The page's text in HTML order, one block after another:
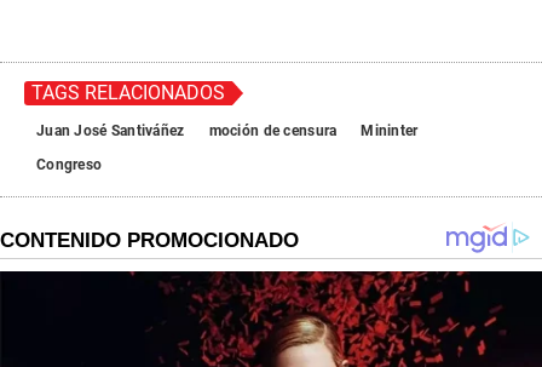
TAGS RELACIONADOS
Juan José Santiváñez moción de censura
Mininter
Congreso